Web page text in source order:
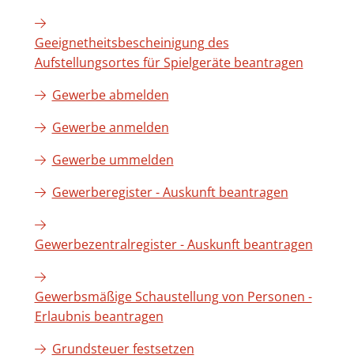
Geeignetheitsbescheinigung des
Aufstellungsortes für Spielgeräte beantragen
Gewerbe abmelden
Gewerbe anmelden
Gewerbe ummelden
Gewerberegister - Auskunft beantragen
Gewerbezentralregister - Auskunft beantragen
Gewerbsmäßige Schaustellung von Personen -
Erlaubnis beantragen
Grundsteuer festsetzen